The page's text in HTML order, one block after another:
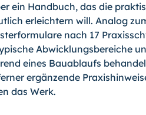
ein Handbuch, das die
erleichtern will. Analog
nach 17
Abwicklungsbereiche
eines Bauablaufs
ergänzende
das Werk.